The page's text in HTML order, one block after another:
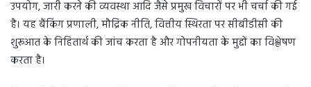
उपयोग, जारी करने की व्यवस्था आदि जैसे प्रमुख विचारों पर भी चर्चा की गई
है। यह बैंकिंग प्रणाली, मौद्रिक नीति, वित्तीय स्थिरता पर सीबीडीसी की
शुरूआत के निहितार्थ की जांच करता है और गोपनीयता के मुद्दों का विश्लेषण
करता है।